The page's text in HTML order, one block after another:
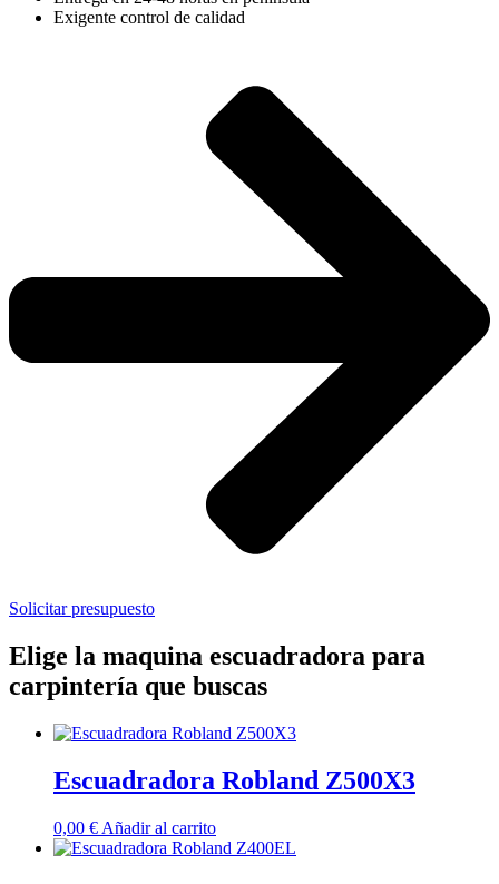
Exigente control de calidad
Solicitar presupuesto
Elige la maquina escuadradora para
carpintería que buscas
Escuadradora Robland Z500X3
0,00 € Añadir al carrito